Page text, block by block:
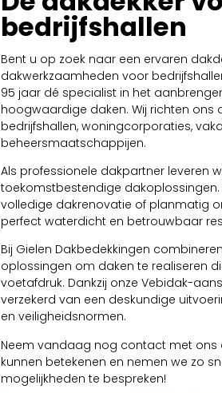
bedrijfshallen
Bent u op zoek naar een ervaren
dakwerkzaamheden voor
95 jaar dé specialist in het
hoogwaardige daken. Wij richten ons
bedrijfshallen, woningcorporaties,
beheersmaatschappijen.
Als professionele dakpartner leveren
toekomstbestendige
volledige dakrenovatie of planmatig
perfect waterdicht en betrouwbaar
Bij Gielen Dakbedekkingen
oplossingen om daken te realiseren
voetafdruk. Dankzij onze Vebidak-
verzekerd van een deskundige
en veiligheidsnormen.
Neem vandaag nog contact met ons
kunnen betekenen en nemen we zo
mogelijkheden te bespreken!